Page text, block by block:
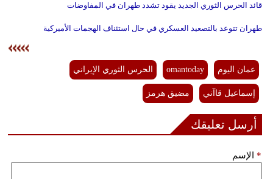
قائد الحرس الثوري الجديد يقود تشدد طهران في المفاوضات
طهران تتوعد بالتصعيد العسكري في حال استئناف الهجمات الأميركية
عمان اليوم omantoday الحرس الثوري الإيراني
إسماعيل قاآني مضيق هرمز
أرسل تعليقك
الإسم *